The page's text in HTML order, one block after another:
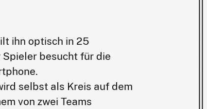
ihn optisch in 25
Spieler besucht für die
selbst als Kreis auf dem
von zwei Teams